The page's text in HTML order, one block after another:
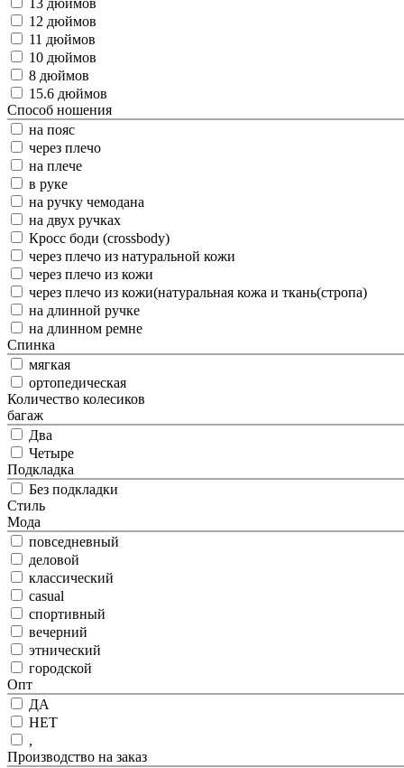
13 дюймов
12 дюймов
11 дюймов
10 дюймов
8 дюймов
15.6 дюймов
Способ ношения
на пояс
через плечо
на плече
в руке
на ручку чемодана
на двух ручках
Кросс боди (crossbody)
через плечо из натуральной кожи
через плечо из кожи
через плечо из кожи(натуральная кожа и ткань(стропа)
на длинной ручке
на длинном ремне
Спинка
мягкая
ортопедическая
Количество колесиков
багаж
Два
Четыре
Подкладка
Без подкладки
Стиль
Мода
повседневный
деловой
классический
casual
спортивный
вечерний
этнический
городской
Опт
ДА
НЕТ
,
Производство на заказ